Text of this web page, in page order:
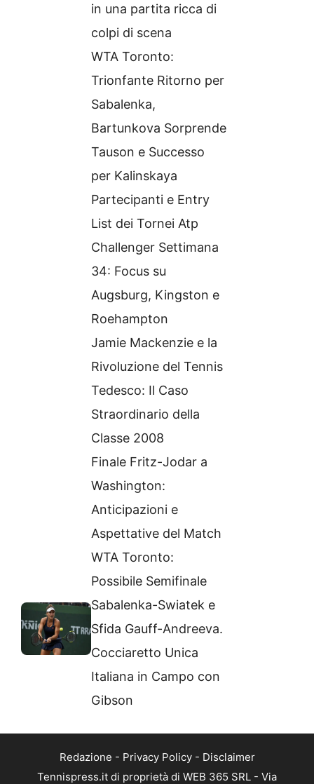
in una partita ricca di
colpi di scena
WTA Toronto:
Trionfante Ritorno per
Sabalenka,
Bartunkova Sorprende
Tauson e Successo
per Kalinskaya
Partecipanti e Entry
List dei Tornei Atp
Challenger Settimana
34: Focus su
Augsburg, Kingston e
Roehampton
Jamie Mackenzie e la
Rivoluzione del Tennis
Tedesco: Il Caso
Straordinario della
Classe 2008
Finale Fritz-Jodar a
Washington:
Anticipazioni e
Aspettative del Match
WTA Toronto:
Possibile Semifinale
Sabalenka-Swiatek e
Sfida Gauff-Andreeva.
Cocciaretto Unica
Italiana in Campo con
Gibson
Redazione - Privacy Policy- Disclaimer
Tennispress.it di proprietà di WEB 365 SRL - Via